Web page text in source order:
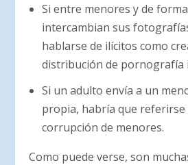
Si entre menores y de
intercambian sus
hablarse de ilícitos como
distribución de pornografía
Si un adulto envía a un
propia, habría que
corrupción de menores.
Como puede verse, son